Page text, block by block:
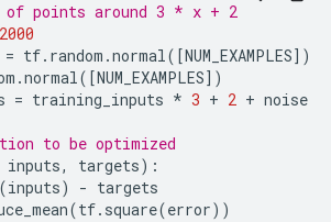
of points around 3 * x + 2
2000
= tf. random .normal([NUM_EXAMPLES])
.normal([NUM_EXAMPLES])
= training_inputs * 3 + 2 + noise
to be optimized
inputs, targets):
(inputs) - targets
(tf. square(error))